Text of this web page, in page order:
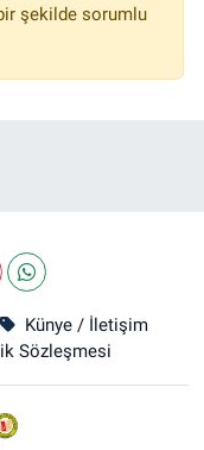
şekilde sorumlu
Künye / İletişim
Sözleşmesi